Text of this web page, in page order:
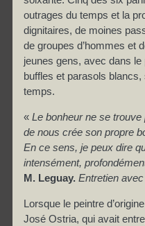
outrages du temps et la
dignitaires, de moines
de groupes d’hommes et
jeunes gens, avec dans
buffles et parasols
temps.
«Le bonheur ne se
de nous crée son propre
En ce sens, je peux dire
intensément,
M. Leguay. Entretien
Lorsque le peintre
José Ostria, qui avait